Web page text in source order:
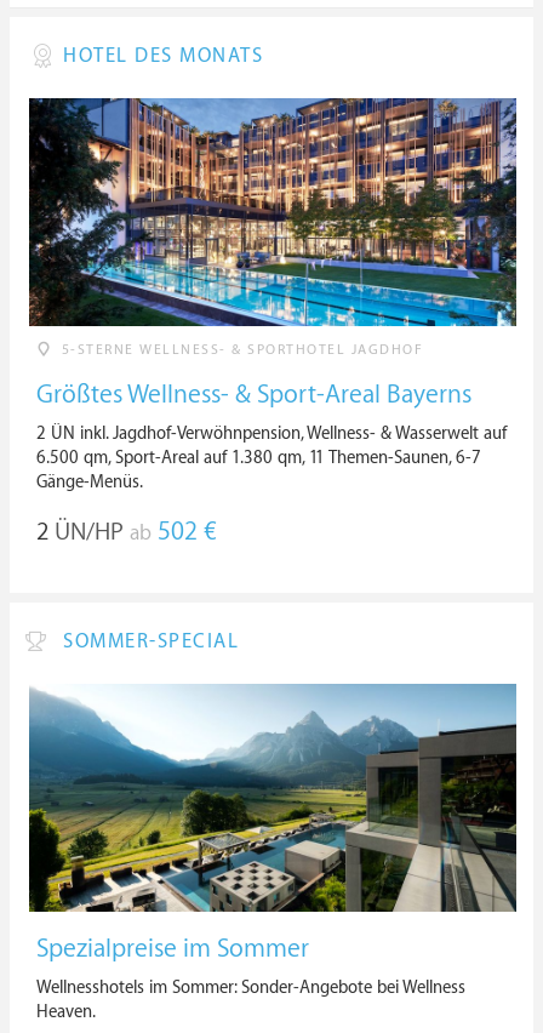
HOTEL DES MONATS
5-STERNE WELLNESS- & SPORTHOTEL JAGDHOF
Größtes Wellness- & Sport-Areal Bayerns
2 ÜN inkl. Jagdhof-Verwöhnpension, Wellness- & Wasserwelt auf
6.500 qm, Sport-Areal auf 1.380 qm, 11 Themen-Saunen, 6-7
Gänge-Menüs.
2 ÜN/HP ab 502 €
SOMMER-SPECIAL
Spezialpreise im Sommer
Wellnesshotels im Sommer: Sonder-Angebote bei Wellness
Heaven.